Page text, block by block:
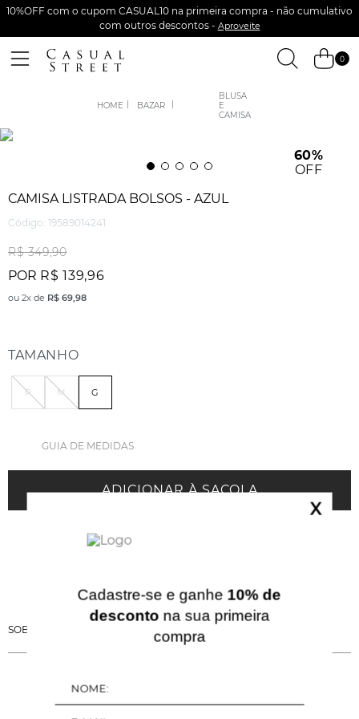
X
Cadastre-se e ganhe 10% de
desconto na sua primeira
compra
10%OFF com o cupom CASUAL10 na primeira compra - não cumulativo
com outros descontos - Aproveite
0
BAZAR
BLUSA
E
CAMISA
60%
OFF
CAMISA LISTRADA BOLSOS - AZUL
Código: 19589014241
R$ 349,90
POR R$ 139,96
ou 2x de R$ 69,98
TAMANHO
P M G
GUIA DE MEDIDAS
ADICIONAR À SACOLA
SOBRE ESSA PEÇA
QUERIDINHOS